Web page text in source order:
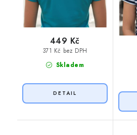
Skladem
371 Kč bez DPH
449 Kč